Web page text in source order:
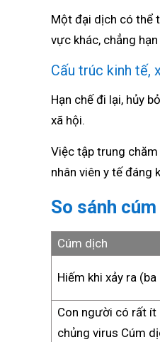
Một đại dịch có thể
vực khác, chẳng
Cấu trúc kinh tế,
Hạn chế đi lại, hủy
xã hội.
Việc tập trung
nhân viên y tế đáng
So sánh
Cúm dịch
Hiếm khi xảy ra
Con người có rất ít
chủng virus Cúm